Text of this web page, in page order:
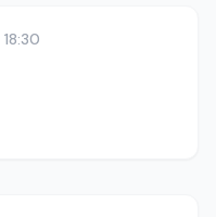
18:30